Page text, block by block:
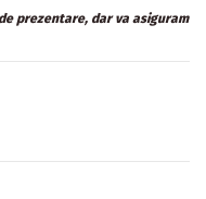
prezentare, dar va asiguram